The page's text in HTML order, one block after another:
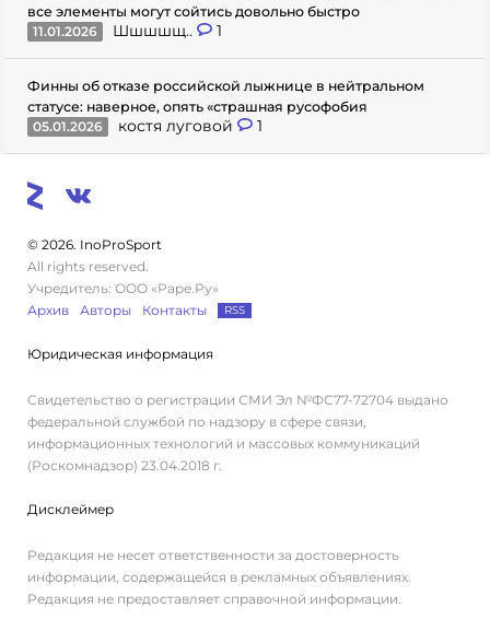
все элементы могут сойтись довольно быстро
11.01.2026
Шшшшщ.. 1
Финны об отказе российской лыжнице в нейтральном
статусе: наверное, опять «страшная русофобия
05.01.2026
костя луговой 1
© 2026. InoProSport
All rights reserved.
Учредитель: ООО «Раре.Ру»
Архив
Авторы Контакты RSS
Юридическая информация
Свидетельство о регистрации СМИ Эл №ФС77-72704 выдано
федеральной службой по надзору в сфере связи,
информационных технологий и массовых коммуникаций
(Роскомнадзор) 23.04.2018 г.
Дисклеймер
Редакция не несет ответственности за достоверность
информации, содержащейся в рекламных объявлениях.
Редакция не предоставляет справочной информации.